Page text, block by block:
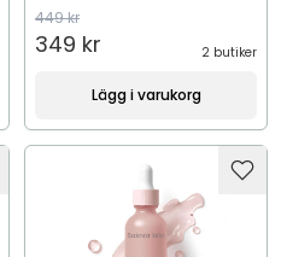
449 kr
349 kr 2 butiker
Lägg i varukorg